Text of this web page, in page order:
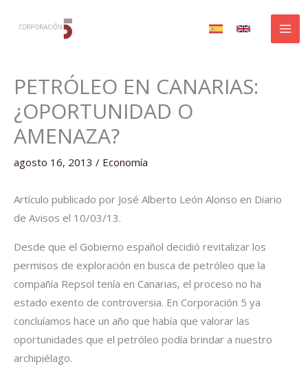
PETRÓLEO EN CANARIAS:
¿OPORTUNIDAD O
AMENAZA?
agosto 16, 2013 / Economía
Artículo publicado por José Alberto León Alonso en Diario
de Avisos el 10/03/13.
Desde que el Gobierno español decidió revitalizar los
permisos de exploración en busca de petróleo que la
compañía Repsol tenía en Canarias, el proceso no ha
estado exento de controversia. En Corporación 5 ya
concluíamos hace un año que había que valorar las
oportunidades que el petróleo podía brindar a nuestro
archipiélago.